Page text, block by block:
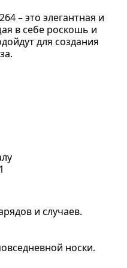
– это элегантная и
в себе роскошь и
для создания
и случаев.
носки.